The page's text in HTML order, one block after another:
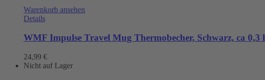
Warenkorb ansehen
Details
WMF Impulse Travel Mug Thermobecher, Schwarz, ca 0,3 l
24,99 €
Nicht auf Lager